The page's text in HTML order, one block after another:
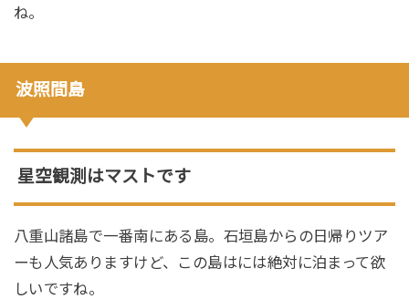
ね。
波照間島
星空観測はマストです
八重山諸島で一番南にある島。石垣島からの日帰りツア
ーも人気ありますけど、この島はには絶対に泊まって欲
しいですね。